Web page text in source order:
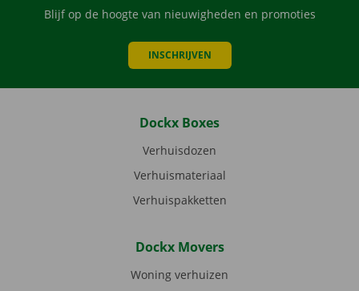
Blijf op de hoogte van nieuwigheden en promoties
INSCHRIJVEN
Dockx Boxes
Verhuisdozen
Verhuismateriaal
Verhuispakketten
Dockx Movers
Woning verhuizen